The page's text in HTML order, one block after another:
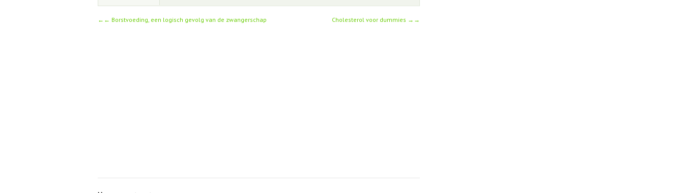
← Borstvoeding, een logisch gevolg van de zwangerschap Cholesterol voor dummies →